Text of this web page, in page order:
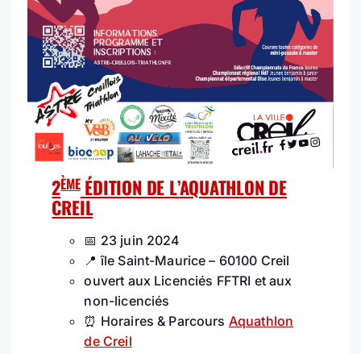
2ÈMEÉDITION DE L’AQUATHLON DE
CREIL
📅 23 juin 2024
📍 île Saint-Maurice – 60100 Creil
ouvert aux Licenciés FFTRI et aux
non-licenciés
⏰ Horaires & Parcours Aquathlon
de Creil